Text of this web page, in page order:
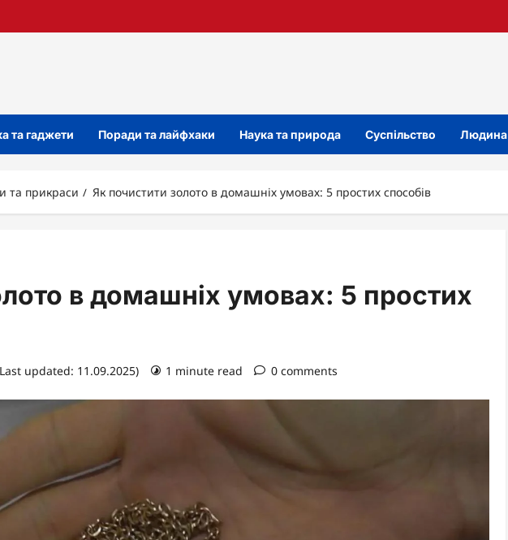
та гаджети Поради та лайфхаки Наука та природа Суспільство Людина
та прикраси Як почистити золото в домашніх умовах: 5 простих способів
в домашніх умовах: 5 простих
updated: 11.09.2025) 1 minute read 0 comments